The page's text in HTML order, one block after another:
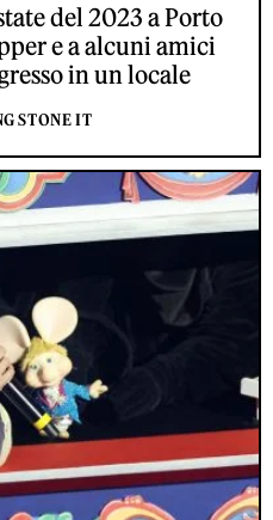
del 2023 a Porto
e a alcuni amici
in un locale
STONE IT